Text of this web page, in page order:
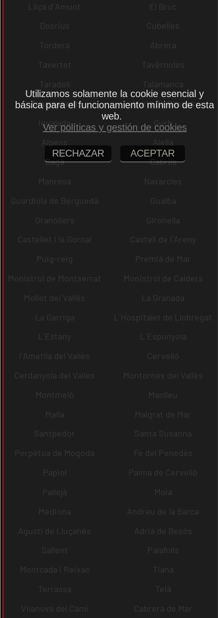
Lliçà d´Amunt
El Bruc
Dosrius
Cubelles
Tordera
Abrera
Tavertet
Tavèrnoles
Taradell
Talamanca
Tagamanent
Maria de Besora
Igualada
Gurb
Alpens
Alella
Bagà
Cabrils
Manresa
Navarcles
Guardiola de Berguedà
Gualba
Granollers
Gironella
Castellet i la Gornal
Castell de l´Areny
Puig-reig
Premià de Mar
Monistrol de Montserrat
Monistrol de Calders
Mollet del Vallès
La Granada
La Garriga
L´Hospitalet de Llobregat
L´Estany
L´Espunyola
l´Ametlla del Vallès
Cervelló
Cerdanyola del Vallès
Montornès del Vallès
Montmeló
Manlleu
Malla
Malgrat de Mar
Santpedor
Santa Susanna
Perpètua de Mogoda
Fe del Penedès
Papiol
Palma de Cervelló
Pallejà
Moià
Mediona
Andreu de la Barca
Agustí de Lluçanès
Adrià de Besòs
Sallent
Palafolls
Montcada i Reixac
Tiana
Terrassa
Teià
Vilanova del Camí
Cabrera de Mar
Utilizamos solamente la cookie esencial y
básica para el funcionamiento mínimo de esta
web.
Ver políticas y gestión de cookies
RECHAZAR ACEPTAR